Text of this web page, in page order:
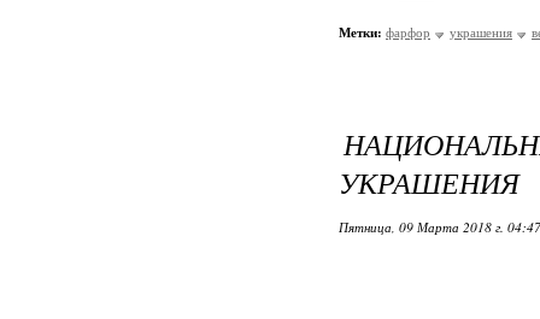
Метки: фарфор украшения
УКРАШЕНИЯ
Пятница, 09 Марта 2018 г.